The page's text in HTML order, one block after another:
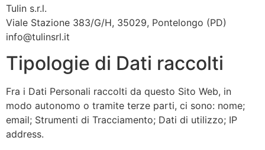
Tulin s.r.l.
Viale Stazione 383/G/H, 35029, Pontelongo (PD)
info@tulinsrl.it
Tipologie di Dati raccolti
Fra i Dati Personali raccolti da questo Sito Web, in
modo autonomo o tramite terze parti, ci sono: nome;
email; Strumenti di Tracciamento; Dati di utilizzo; IP
address.